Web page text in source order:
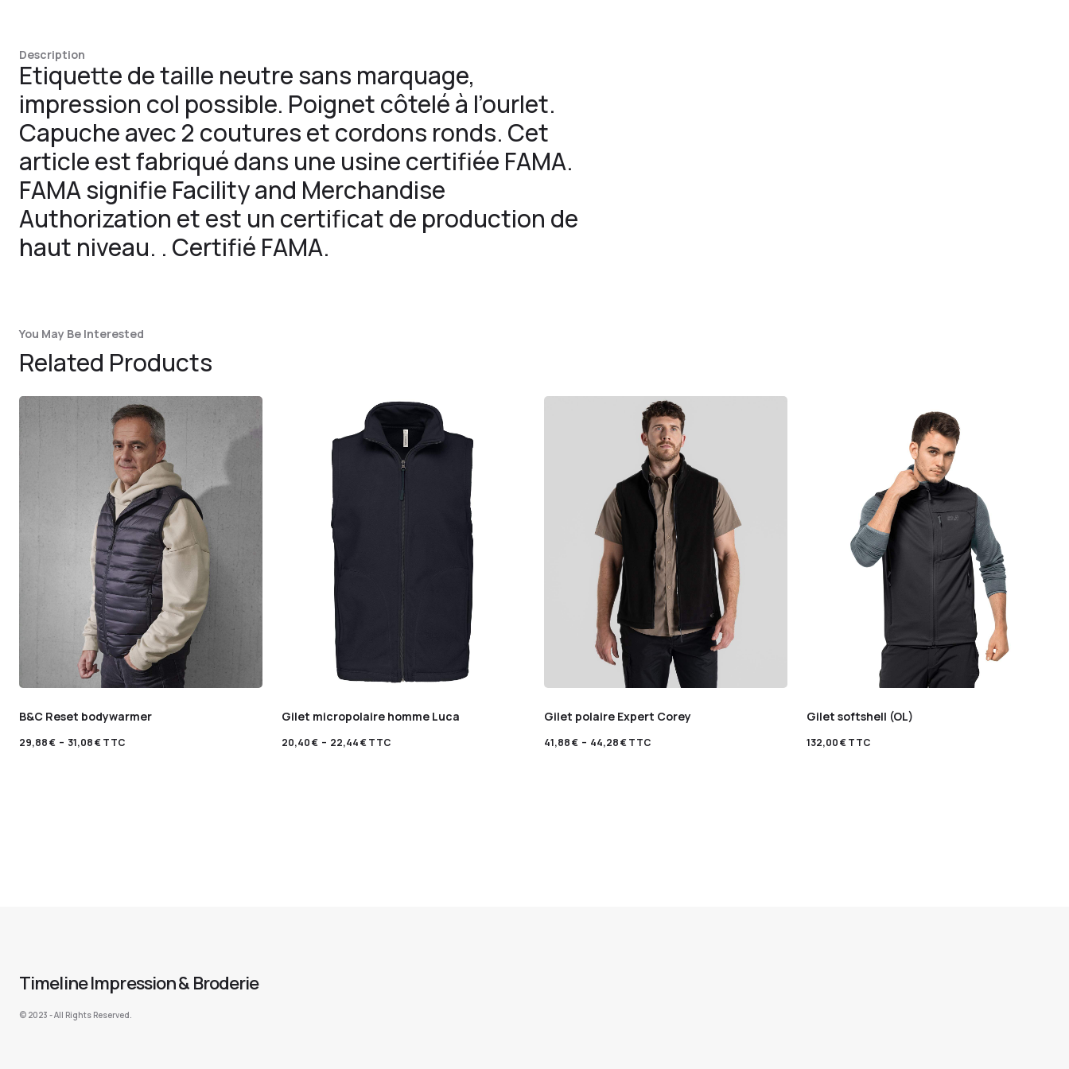
Description
Etiquette de taille neutre sans marquage,
impression col possible. Poignet côtelé à l’ourlet.
Capuche avec 2 coutures et cordons ronds. Cet
article est fabriqué dans une usine certifiée FAMA.
FAMA signifie Facility and Merchandise
Authorization et est un certificat de production de
haut niveau. . Certifié FAMA.
You May Be Interested
Related Products
B&C Reset bodywarmer
29,88€ – 31,08€TTC
Gilet micropolaire homme Luca
20,40€ – 22,44€TTC
Gilet polaire Expert Corey
41,88€ – 44,28€TTC
Gilet softshell (OL)
132,00€TTC
Timeline Impression & Broderie
©️ 2023 - All Rights Reserved.